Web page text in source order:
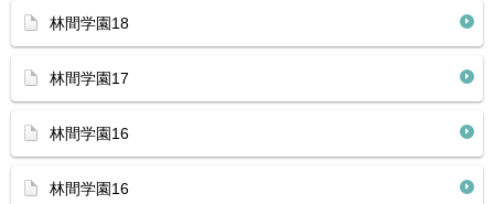
林間学園18
林間学園17
林間学園16
林間学園16